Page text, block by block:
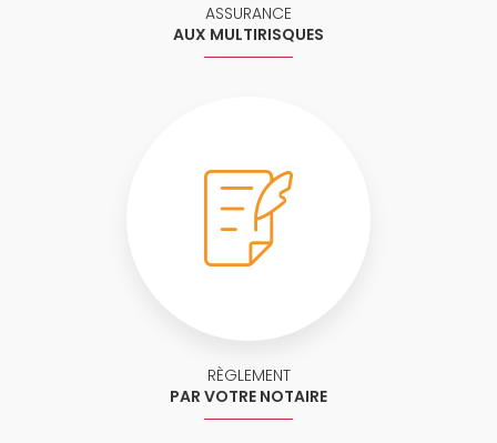
ASSURANCE
AUX MULTIRISQUES
RÈGLEMENT
PAR VOTRE NOTAIRE